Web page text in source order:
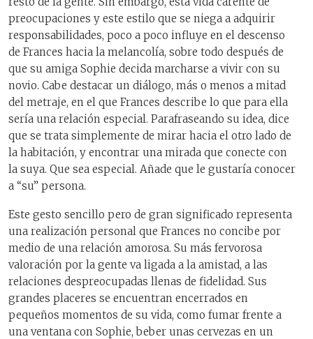
preocupaciones y este estilo que se niega a adquirir
responsabilidades, poco a poco influye en el descenso
de Frances hacia la melancolía, sobre todo después de
que su amiga Sophie decida marcharse a vivir con su
novio. Cabe destacar un diálogo, más o menos a mitad
del metraje, en el que Frances describe lo que para ella
sería una relación especial. Parafraseando su idea, dice
que se trata simplemente de mirar hacia el otro lado de
la habitación, y encontrar una mirada que conecte con
la suya. Que sea especial. Añade que le gustaría conocer
a “su” persona.
Este gesto sencillo pero de gran significado representa
una realización personal que Frances no concibe por
medio de una relación amorosa. Su más fervorosa
valoración por la gente va ligada a la amistad, a las
relaciones despreocupadas llenas de fidelidad. Sus
grandes placeres se encuentran encerrados en
pequeños momentos de su vida, como fumar frente a
una ventana con Sophie, beber unas cervezas en un